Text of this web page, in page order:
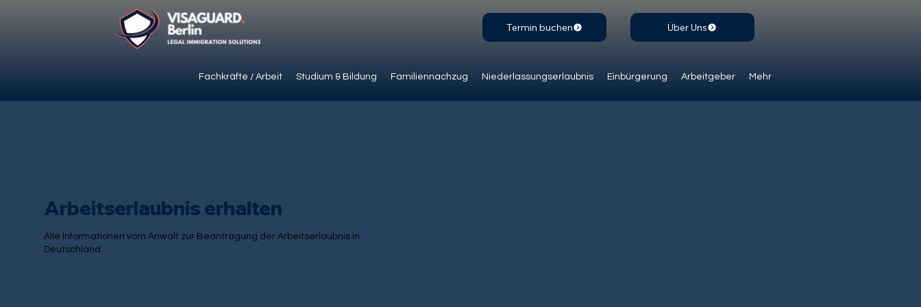
Fachkräfte / Arbeit Studium & Bildung Familiennachzug Niederlassungserlaubnis Einbürgerung Arbeitgeber Mehr
Termin buchen Über Uns
Arbeitserlaubnis erhalten
Alle Informationen vom Anwalt zur Beantragung der Arbeitserlaubnis in
Deutschland.